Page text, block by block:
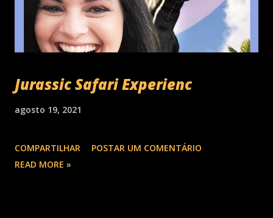
Jurassic Safari Experienc
agosto 19, 2021
COMPARTILHAR
POSTAR UM COMENTÁRIO
READ MORE »